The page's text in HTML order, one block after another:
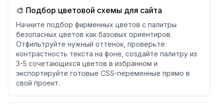
🎨 Подбор цветовой схемы для сайта
Начните подбор фирменных цветов с палитры
безопасных цветов как базовых ориентиров.
Отфильтруйте нужный оттенок, проверьте
контрастность текста на фоне, создайте палитру из
3-5 сочетающихся цветов в избранном и
экспортируйте готовые CSS-переменные прямо в
свой проект.